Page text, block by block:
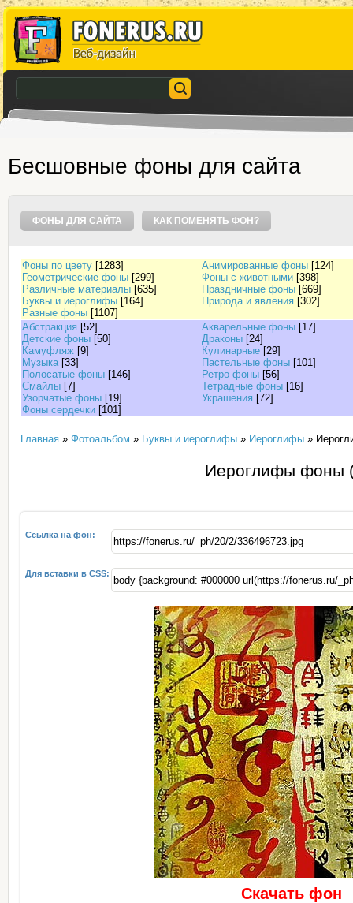
Бесшовные фоны для сайта
ФОНЫ ДЛЯ САЙТА КАК ПОМЕНЯТЬ ФОН?
Фоны по цвету [1283] Анимированные фоны [124]
Геометрические фоны [299] Фоны с животными [398]
Различные материалы [635] Праздничные фоны [669]
Буквы и иероглифы [164] Природа и явления [302]
Разные фоны [1107]
Абстракция [52] Акварельные фоны [17]
Детские фоны [50] Драконы [24]
Камуфляж [9] Кулинарные [29]
Музыка [33] Пастельные фоны [101]
Полосатые фоны [146] Ретро фоны [56]
Смайлы [7] Тетрадные фоны [16]
Узорчатые фоны [19] Украшения [72]
Фоны сердечки [101]
Главная » Фотоальбом » Буквы и иероглифы » Иероглифы »
Иероглифы фоны
Ссылка на фон:
Для вставки в CSS:
Скачать фон